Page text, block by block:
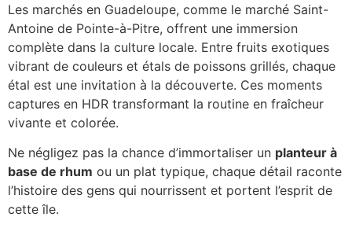
Les marchés en Guadeloupe, comme le marché Saint-
Antoine de Pointe-à-Pitre, offrent une immersion
complète dans la culture locale. Entre fruits exotiques
vibrant de couleurs et étals de poissons grillés, chaque
étal est une invitation à la découverte. Ces moments
captures en HDR transformant la routine en fraîcheur
vivante et colorée.
Ne négligez pas la chance d’immortaliser un planteur à
base de rhum ou un plat typique, chaque détail raconte
l’histoire des gens qui nourrissent et portent l’esprit de
cette île.